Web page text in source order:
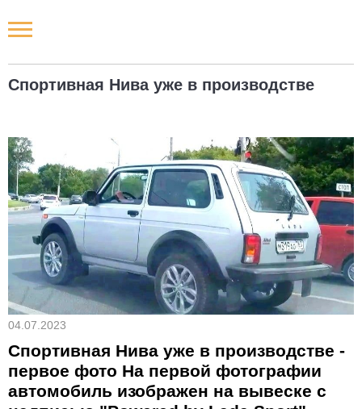
Спортивная Нива уже в производстве
04.07.2023
Спортивная Нива уже в производстве -
первое фото На первой фотографии
автомобиль изображен на вывеске с
Новости РФ
Новости компаний
Наши мероприятия
Статьи